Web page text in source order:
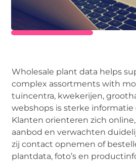
Wholesale plant data helps
complex assortments with
tuincentra, kwekerijen,
webshops is sterke informatie
Klanten orienteren zich
aanbod en verwachten
zij contact opnemen of
plantdata, foto’s en